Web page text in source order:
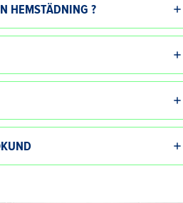
HEMSTÄDNING ?